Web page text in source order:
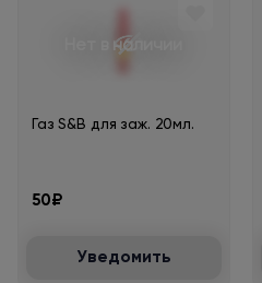
Нет в наличии
Газ S&B для заж. 20мл.
50₽
Уведомить